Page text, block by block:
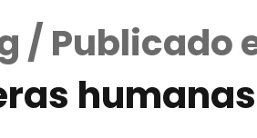
/ Publicado